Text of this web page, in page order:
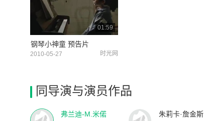
01:59
钢琴小神童 预告片
2010-05-27 时光网
同导演与演员作品
弗兰迪-M.米偌 朱莉卡·詹金斯